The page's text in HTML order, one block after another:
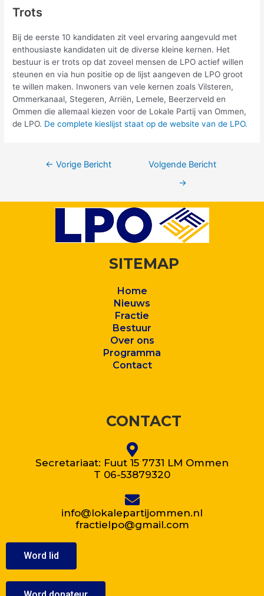
Trots
Bij de eerste 10 kandidaten zit veel ervaring aangevuld met
enthousiaste kandidaten uit de diverse kleine kernen. Het
bestuur is er trots op dat zoveel mensen de LPO actief willen
steunen en via hun positie op de lijst aangeven de LPO groot
te willen maken. Inwoners van vele kernen zoals Vilsteren,
Ommerkanaal, Stegeren, Arriën, Lemele, Beerzerveld en
Ommen die allemaal kiezen voor de Lokale Partij van Ommen,
de LPO. De complete kieslijst staat op de website van de LPO.
← Vorige Bericht
Volgende Bericht
→
SITEMAP
Home
Nieuws
Fractie
Bestuur
Over ons
Programma
Contact
CONTACT
Secretariaat: Fuut 15 7731 LM Ommen
T 06-53879320
info@lokalepartijommen.nl
fractielpo@gmail.com
Word lid